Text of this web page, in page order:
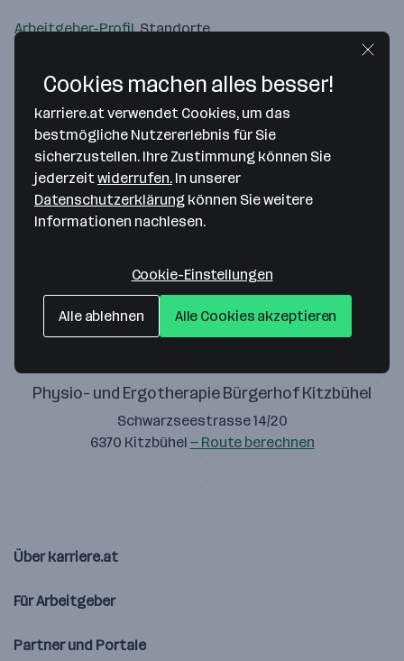
Arbeitgeber-ProfilStandorte
Bitte stimme unseren Cookie-
Richtlinien zu, um diese Karte
anzuzeigen.
Physio- und Ergotherapie Bürgerhof Kitzbühel
Schwarzseestrasse 14/20
6370 Kitzbühel — Route berechnen
Über karriere.at
Für Arbeitgeber
Partner und Portale
Cookies machen alles besser!
karriere.at verwendet Cookies, um das
bestmögliche Nutzererlebnis für Sie
sicherzustellen. Ihre Zustimmung können Sie
jederzeit widerrufen. In unserer
Datenschutzerklärung können Sie weitere
Informationen nachlesen.
Cookie-Einstellungen
Alle ablehnen Alle Cookies akzeptieren